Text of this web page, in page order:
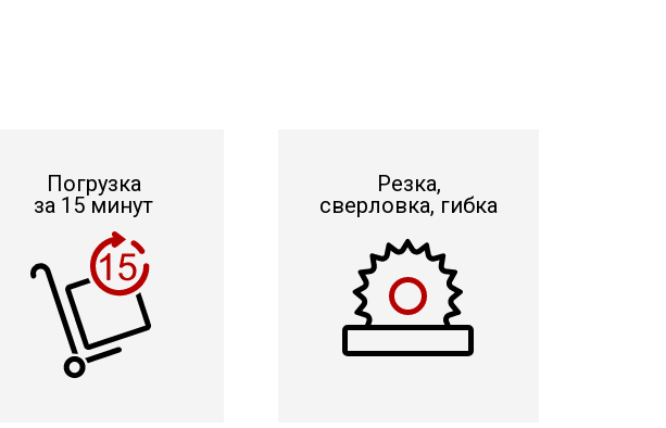
Погрузка
за 15 минут
Резка,
сверловка, гибка